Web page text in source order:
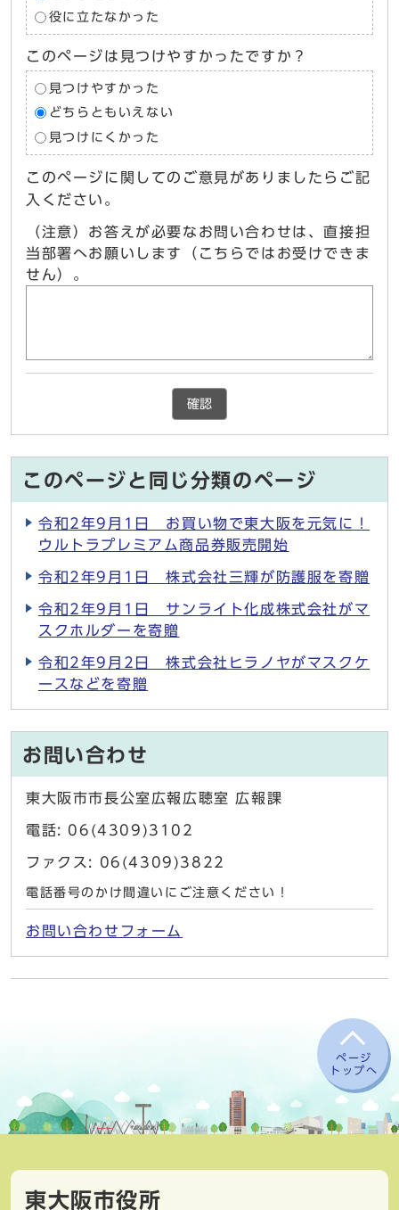
役に立たなかった
このページは見つけやすかったですか？
見つけやすかった
どちらともいえない
見つけにくかった
このページに関してのご意見がありましたらご記
入ください。
（注意）お答えが必要なお問い合わせは、直接担
当部署へお願いします（こちらではお受けできま
せん）。
確認
このページと同じ分類のページ
令和2年9月1日 お買い物で東大阪を元気に！
ウルトラプレミアム商品券販売開始
令和2年9月1日 株式会社三輝が防護服を寄贈
令和2年9月1日 サンライト化成株式会社がマ
スクホルダーを寄贈
令和2年9月2日 株式会社ヒラノヤがマスクケ
ースなどを寄贈
お問い合わせ
東大阪市市長公室広報広聴室 広報課
電話: 06(4309)3102
ファクス: 06(4309)3822
電話番号のかけ間違いにご注意ください！
お問い合わせフォーム
ページ
トップへ
東大阪市役所